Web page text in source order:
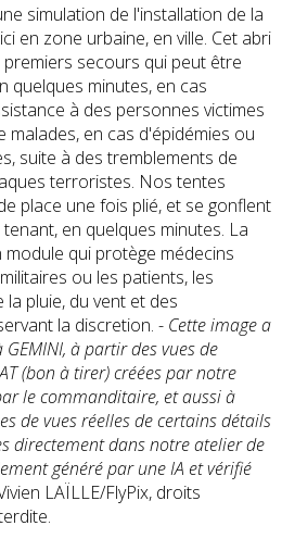
simulation de l'installation de la
en zone urbaine, en ville. Cet abri
secours qui peut être
quelques minutes, en cas
à des personnes victimes
malades, en cas d'épidémies ou
suite à des tremblements de
terroristes. Nos tentes
place une fois plié, et se gonflent
en quelques minutes. La
qui protège médecins
ou les patients, les
pluie, du vent et des
la discretion. - Cette image a
à partir des vues de
(bon à tirer) créées par notre
le commanditaire, et aussi à
de vues réelles de certains détails
directement dans notre atelier de
généré par une IA et vérifié
LAÏLLE/FlyPix, droits